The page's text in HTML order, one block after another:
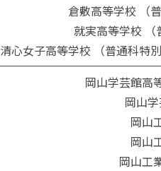
倉敷高等学校 （
就実高等学校 （
清心女子高等学校 （普通科特
岡山学芸館高
岡山
岡山
岡山
岡山工